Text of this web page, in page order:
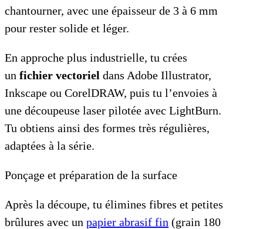
chantourner, avec une épaisseur de 3 à 6 mm
pour rester solide et léger.
En approche plus industrielle, tu crées
un fichier vectoriel dans Adobe Illustrator,
Inkscape ou CorelDRAW, puis tu l’envoies à
une découpeuse laser pilotée avec LightBurn.
Tu obtiens ainsi des formes très régulières,
adaptées à la série.
Ponçage et préparation de la surface
Après la découpe, tu élimines fibres et petites
brûlures avec un papier abrasif fin (grain 180